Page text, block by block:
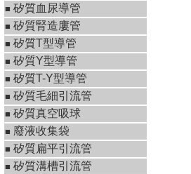
■ 矽質血尿導管
■ 矽質腎造廔管
■ 矽質T型導管
■ 矽質Y型導管
■ 矽質T-Y型導管
■ 矽質毛細引流管
■ 矽質真空吸球
■ 廢液收集袋
■ 矽質扁平引流管
■ 矽質溝槽引流管